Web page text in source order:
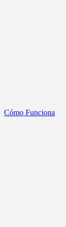
Cómo Funciona